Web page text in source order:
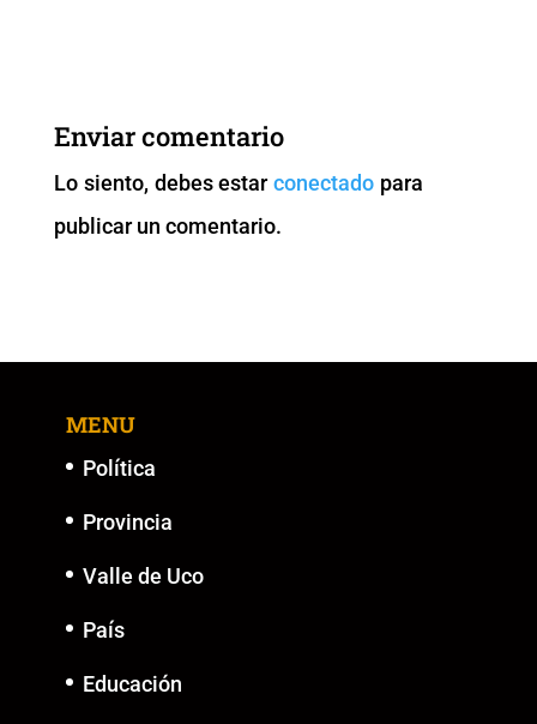
b
o
o
k
A
p
p k
er
Enviar comentario
Lo siento, debes estarconectado para
publicar un comentario.
MENU
Política
Provincia
Valle de Uco
País
Educación